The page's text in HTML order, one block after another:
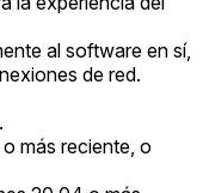
al software en sí,
de red.
más reciente, o